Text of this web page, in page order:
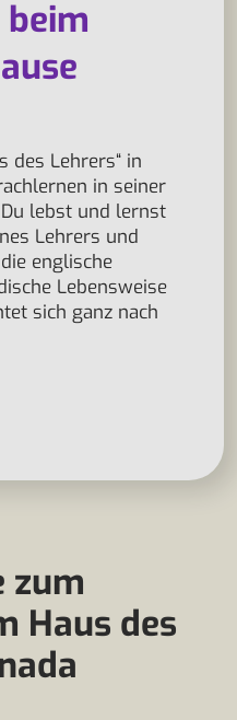
des Lehrers“ in
in seiner
lebst und lernst
Lehrers und
englische
Lebensweise
sich ganz nach
zum
Haus des